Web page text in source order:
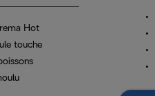
Hot
touche